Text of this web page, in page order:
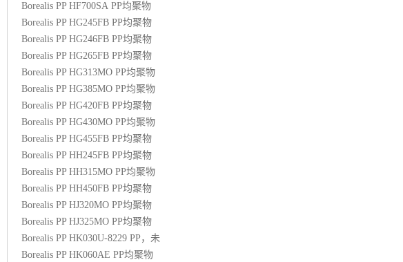
Borealis PP HF700SA PP均聚物
Borealis PP HG245FB PP均聚物
Borealis PP HG246FB PP均聚物
Borealis PP HG265FB PP均聚物
Borealis PP HG313MO PP均聚物
Borealis PP HG385MO PP均聚物
Borealis PP HG420FB PP均聚物
Borealis PP HG430MO PP均聚物
Borealis PP HG455FB PP均聚物
Borealis PP HH245FB PP均聚物
Borealis PP HH315MO PP均聚物
Borealis PP HH450FB PP均聚物
Borealis PP HJ320MO PP均聚物
Borealis PP HJ325MO PP均聚物
Borealis PP HK030U-8229 PP ，未
Borealis PP HK060AE PP均聚物